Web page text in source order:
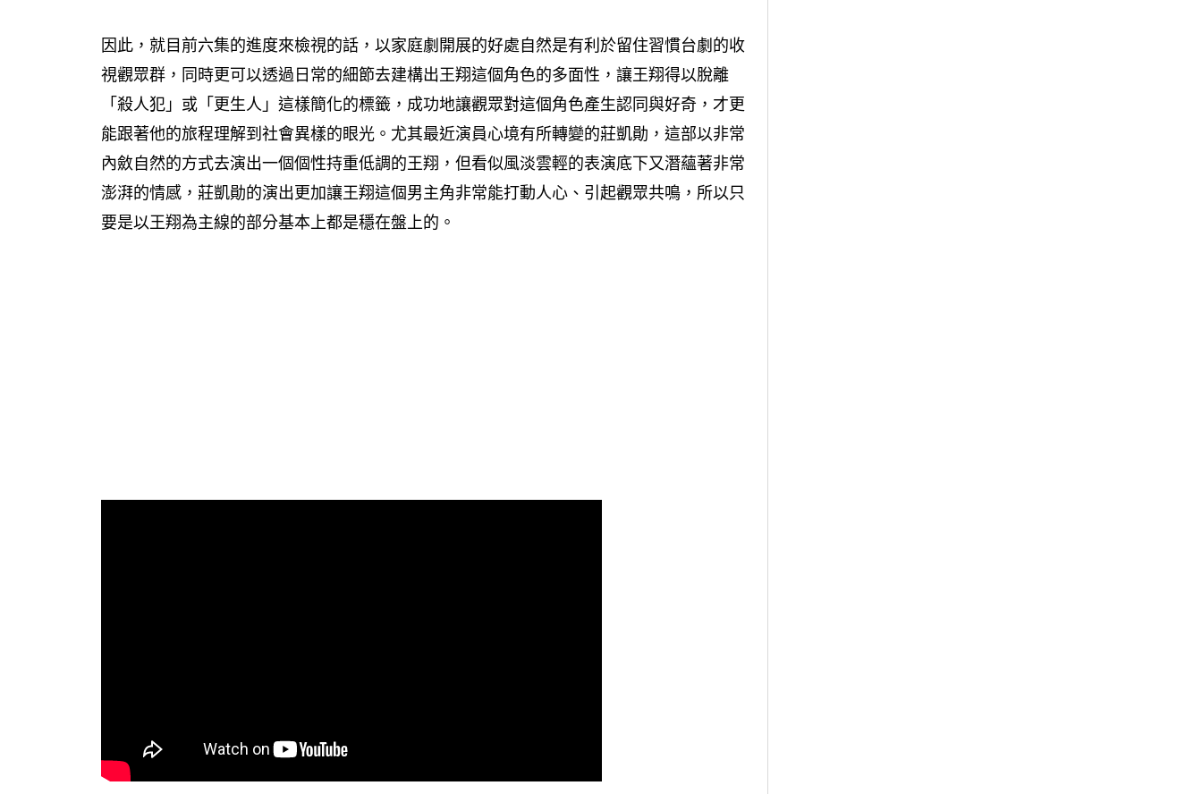
因此，就目前六集的進度來檢視的話，以家庭劇開展的好處自然是有利於留住習慣台劇的收
視觀眾群，同時更可以透過日常的細節去建構出王翔這個角色的多面性，讓王翔得以脫離
「殺人犯」或「更生人」這樣簡化的標籤，成功地讓觀眾對這個角色產生認同與好奇，才更
能跟著他的旅程理解到社會異樣的眼光。尤其最近演員心境有所轉變的莊凱勛，這部以非常
內斂自然的方式去演出一個個性持重低調的王翔，但看似風淡雲輕的表演底下又潛蘊著非常
澎湃的情感，莊凱勛的演出更加讓王翔這個男主角非常能打動人心、引起觀眾共鳴，所以只
要是以王翔為主線的部分基本上都是穩在盤上的。